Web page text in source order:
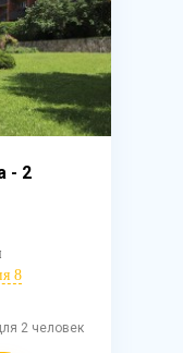
- 2
8
2 человек